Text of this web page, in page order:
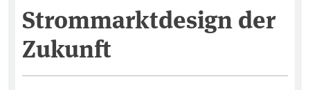
Strommarktdesign der
Zukunft